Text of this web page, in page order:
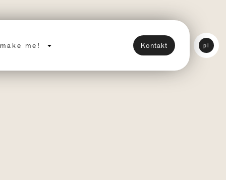
make me! Kontakt pl